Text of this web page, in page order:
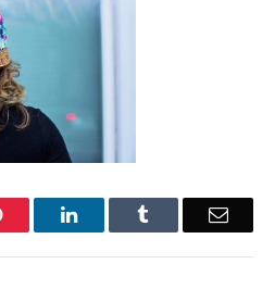
Pinterest LinkedIn Email